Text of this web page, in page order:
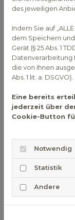
Betablocker -
verdanken
blockieren
Körper. Davon
Herzfrequenz
glatten Muskeln
sowie der
Stresshormon
Noradrenalin
Normalerweise
Körper in
Blutdruck und
und der Körper
Herz-Kreislauf-
des jeweiligen
Indem Sie auf
dem Speichern
Gerät (§ 25 Abs. 1
Datenverarbeitung
die von Ihnen
Abs. 1 lit. a. DSGVO).
Eine bereits
jederzeit über
Cookie-Button
Notwendig
Statistik
Andere